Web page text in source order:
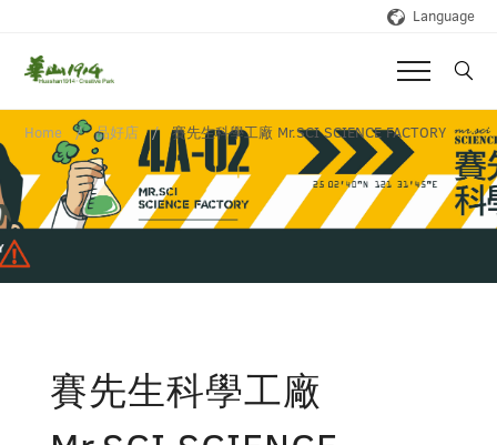
Language
Home 品好店 賽先生科學工廠 Mr.SCI SCIENCE FACTORY
賽先生科學工廠